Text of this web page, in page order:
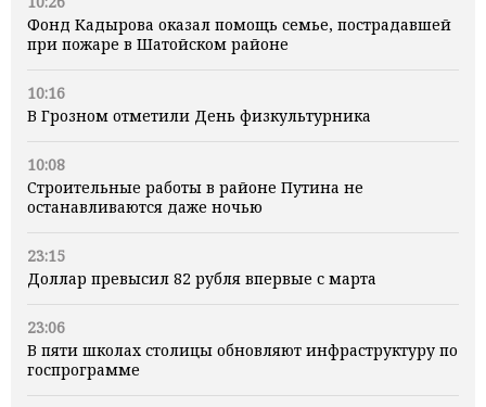
Фонд Кадырова оказал помощь семье, пострадавшей
при пожаре в Шатойском районе
10:16
В Грозном отметили День физкультурника
10:08
Строительные работы в районе Путина не
останавливаются даже ночью
23:15
Доллар превысил 82 рубля впервые с марта
23:06
В пяти школах столицы обновляют инфраструктуру по
госпрограмме